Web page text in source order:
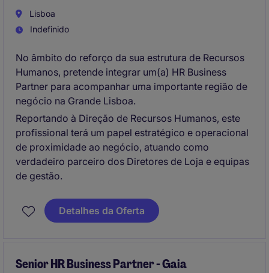
Lisboa
Indefinido
No âmbito do reforço da sua estrutura de Recursos
Humanos, pretende integrar um(a) HR Business
Partner para acompanhar uma importante região de
negócio na Grande Lisboa.
Reportando à Direção de Recursos Humanos, este
profissional terá um papel estratégico e operacional
de proximidade ao negócio, atuando como
verdadeiro parceiro dos Diretores de Loja e equipas
de gestão.
Detalhes da Oferta
Senior HR Business Partner - Gaia